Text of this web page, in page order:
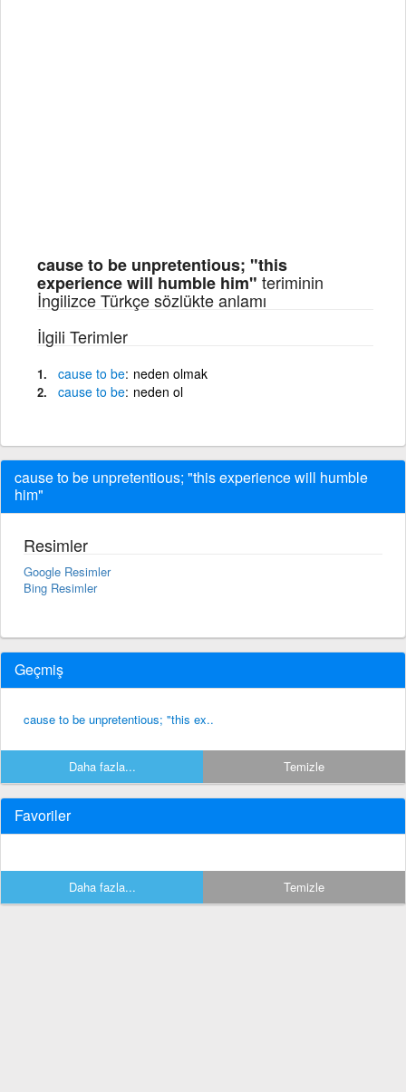
cause to be unpretentious; "this
experience will humble him" teriminin
İngilizce Türkçe sözlükte anlamı
İlgili Terimler
cause to be neden olmak
cause to be neden ol
cause to be unpretentious; "this experience will humble
him"
Resimler
Google Resimler
Bing Resimler
Geçmiş
cause to be unpretentious; "this ex..
Daha fazla... Temizle
Favoriler
Daha fazla... Temizle